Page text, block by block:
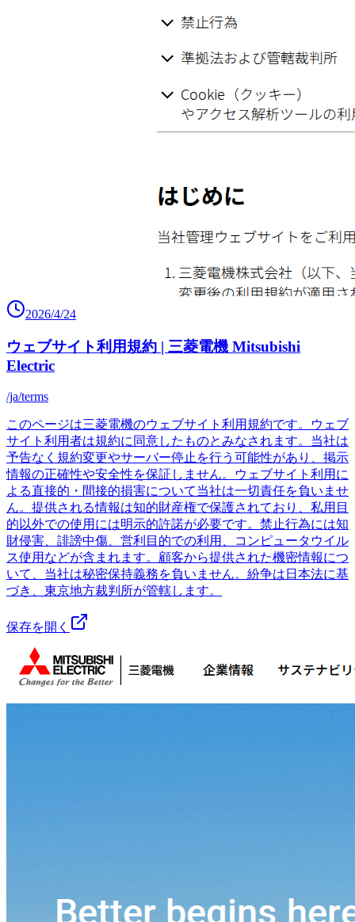
2026/4/24
ウェブサイト利用規約 | 三菱電機 Mitsubishi
Electric
/ja/terms
このページは三菱電機のウェブサイト利用規約です。ウェブ
サイト利用者は規約に同意したものとみなされます。当社は
予告なく規約変更やサーバー停止を行う可能性があり、掲示
情報の正確性や安全性を保証しません。ウェブサイト利用に
よる直接的・間接的損害について当社は一切責任を負いませ
ん。提供される情報は知的財産権で保護されており、私用目
的以外での使用には明示的許諾が必要です。禁止行為には知
財侵害、誹謗中傷、営利目的での利用、コンピュータウイル
ス使用などが含まれます。顧客から提供された機密情報につ
いて、当社は秘密保持義務を負いません。紛争は日本法に基
づき、東京地方裁判所が管轄します。
保存を開く